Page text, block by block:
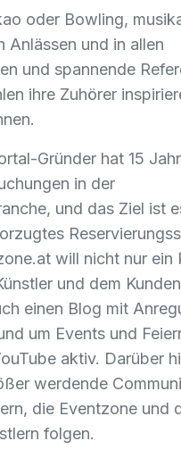
oder Bowling,
Anlässen und in allen
und spannende
ihre Zuhörer
Gründer hat 15
in der
und das Ziel ist
will nicht nur ein
und dem
einen Blog mit
um Events und
aktiv. Darüber
werdende
die Eventzone und
folgen.